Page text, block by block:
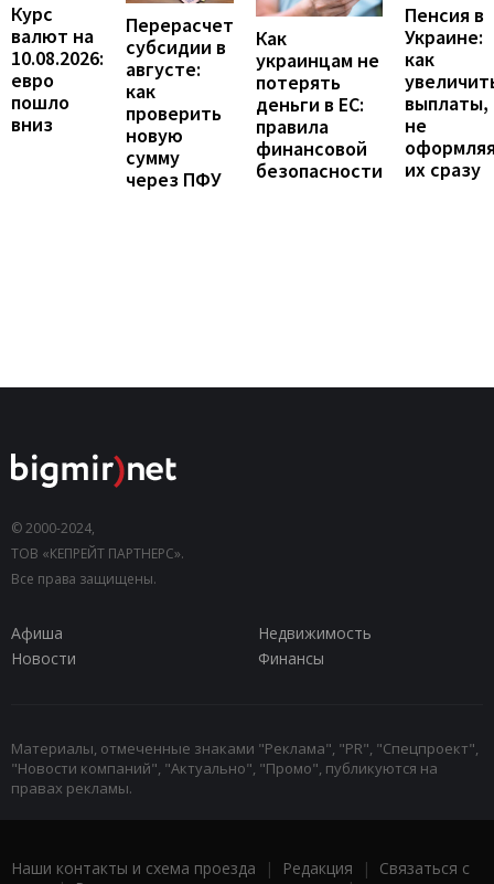
Курс
валют на
10.08.2026:
евро
пошло
вниз
Перерасчет
субсидии в
августе:
как
проверить
новую
сумму
через ПФУ
Как
украинцам не
потерять
деньги в ЕС:
правила
финансовой
безопасности
Пенсия в
Украине:
как
выплаты,
не
их сразу
© 2000-2024,
ТОВ «КЕПРЕЙТ ПАРТНЕРС».
Все права защищены.
Афиша
Недвижимость
Новости
Финансы
Материалы, отмеченные знаками "Реклама", "PR", "Спецпроект",
"Новости компаний", "Актуально", "Промо", публикуются на
правах рекламы.
Наши контакты и схема проезда | Редакция | Связаться с